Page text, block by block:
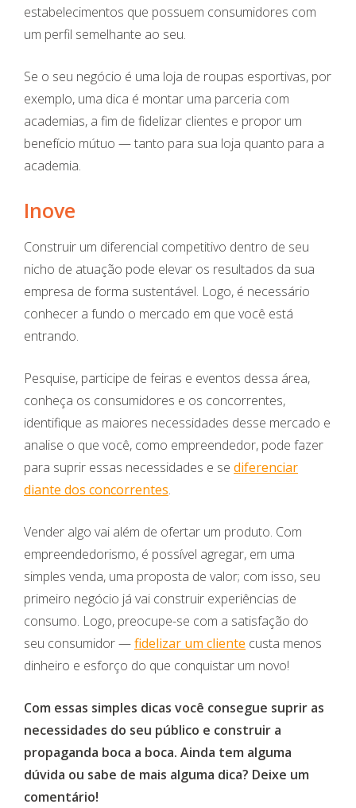
estabelecimentos que possuem consumidores com
um perfil semelhante ao seu.
Se o seu negócio é uma loja de roupas esportivas, por
exemplo, uma dica é montar uma parceria com
academias, a fim de fidelizar clientes e propor um
benefício mútuo — tanto para sua loja quanto para a
academia.
Inove
Construir um diferencial competitivo dentro de seu
nicho de atuação pode elevar os resultados da sua
empresa de forma sustentável. Logo, é necessário
conhecer a fundo o mercado em que você está
entrando.
Pesquise, participe de feiras e eventos dessa área,
conheça os consumidores e os concorrentes,
identifique as maiores necessidades desse mercado e
analise o que você, como empreendedor, pode fazer
para suprir essas necessidades e se diferenciar
diante dos concorrentes.
Vender algo vai além de ofertar um produto. Com
empreendedorismo, é possível agregar, em uma
simples venda, uma proposta de valor; com isso, seu
primeiro negócio já vai construir experiências de
consumo. Logo, preocupe-se com a satisfação do
seu consumidor —fidelizar um cliente custa menos
dinheiro e esforço do que conquistar um novo!
Com essas simples dicas você consegue suprir as
necessidades do seu público e construir a
propaganda boca a boca. Ainda tem alguma
dúvida ou sabe de mais alguma dica? Deixe um
comentário!